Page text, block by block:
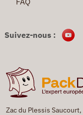
Zac du Plessis Saucourt,
Suivez-nous :